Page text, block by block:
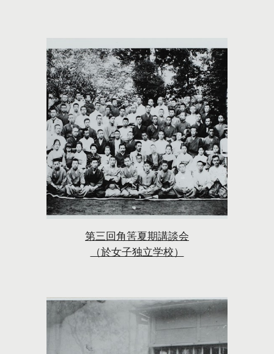
第三回角筈夏期講談会
（於女子独立学校）